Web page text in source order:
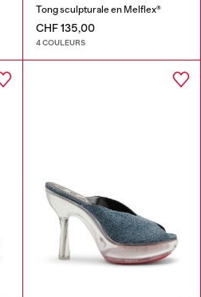
Tong sculpturale en Melflex®
CHF 135,00
4 COULEURS